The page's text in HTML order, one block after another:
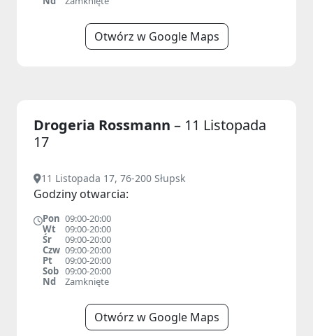
Otwórz w Google Maps
Drogeria Rossmann – 11 Listopada
17
11 Listopada 17, 76-200 Słupsk
Godziny otwarcia:
Pon 09:00-20:00
Wt
09:00-20:00
Śr
09:00-20:00
Czw 09:00-20:00
Pt
09:00-20:00
Sob 09:00-20:00
Nd
Zamknięte
Otwórz w Google Maps